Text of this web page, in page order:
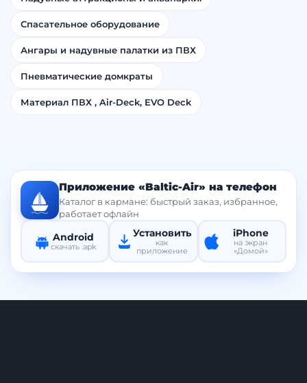
Спасательное оборудование
Ангары и надувные палатки из ПВХ
Пневматические домкраты
Материал ПВХ , Air-Deck, EVO Deck
Приложение «Baltic-Air» на телефон
Каталог в кармане: быстрый заказ, избранное,
работает офлайн
Android
скачать .apk
Установить
как
приложение
iPhone
на экран
«Домой»